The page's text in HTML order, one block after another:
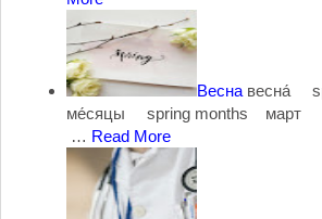
Весна весна́
ме́сяцы spring months март
… Read More